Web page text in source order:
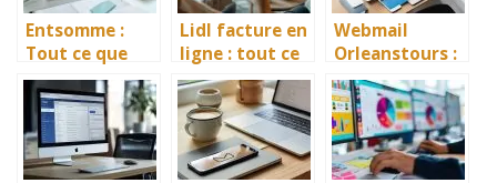
Entsomme :
Tout ce que
vous devez
savoir pour
bien l’utiliser
Lidl facture en
ligne : tout ce
que vous devez
savoir pour
obtenir la
vôtre
Webmail
Orleanstours :
Tout ce que
vous devez
savoir pour
optimiser
votre usage